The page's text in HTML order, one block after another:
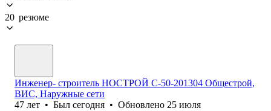
20 резюме
Инженер- строитель НОСТРОЙ С-50-201304 Общестрой,
ВИС, Наружные сети
47 лет • Был сегодня • Обновлено 25 июля